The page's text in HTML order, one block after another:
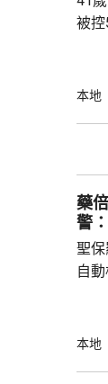
被
銳
不
食
本地
藥
警
聖
自
意
本地